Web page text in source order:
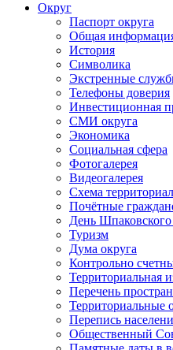
Округ
Паспорт округа
Общая
История
Символика
Экстренные
Телефоны доверия
Инвестиционная
СМИ округа
Экономика
Социальная сфера
Фотогалерея
Видеогалерея
Схема
Почётные
День Шпаковского
Туризм
Дума округа
Контрольно
Территориальная
Перечень
Территориальные
Перепись
Общественный